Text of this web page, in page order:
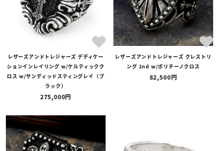
レザーズアンドトレジャーズ デディケー
ションインレイリング w/ケルティックク
ロス w/サンディッドスティングレイ（ブ
ラック）
275,000
レザーズアンドトレジャーズ クレストリ
ング 2nd w/ポリチーノクロス
82,500